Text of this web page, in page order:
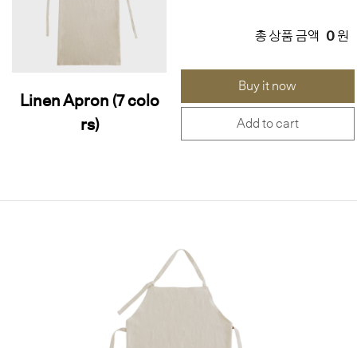
Linen Apron (7 colo
rs)
총 상품 금액 0 원
Buy it now
Add to cart